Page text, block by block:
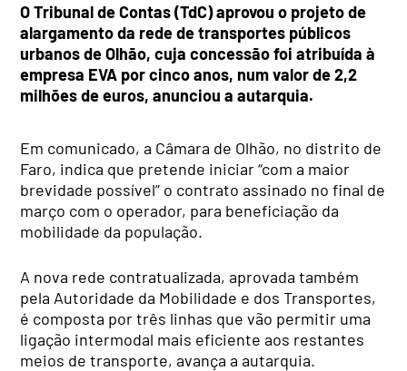
O Tribunal de Contas (TdC) aprovou o projeto de
alargamento da rede de transportes públicos
urbanos de Olhão, cuja concessão foi atribuída à
empresa EVA por cinco anos, num valor de 2,2
milhões de euros, anunciou a autarquia.
Em comunicado, a Câmara de Olhão, no distrito de
Faro, indica que pretende iniciar “com a maior
brevidade possível” o contrato assinado no final de
março com o operador, para beneficiação da
mobilidade da população.
A nova rede contratualizada, aprovada também
pela Autoridade da Mobilidade e dos Transportes,
é composta por três linhas que vão permitir uma
ligação intermodal mais eficiente aos restantes
meios de transporte, avança a autarquia.